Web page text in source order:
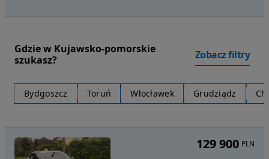
Gdzie w Kujawsko-pomorskie
szukasz?
Zobacz filtry
Bydgoszcz Toruń Włocławek Grudziądz
129 900 PLN